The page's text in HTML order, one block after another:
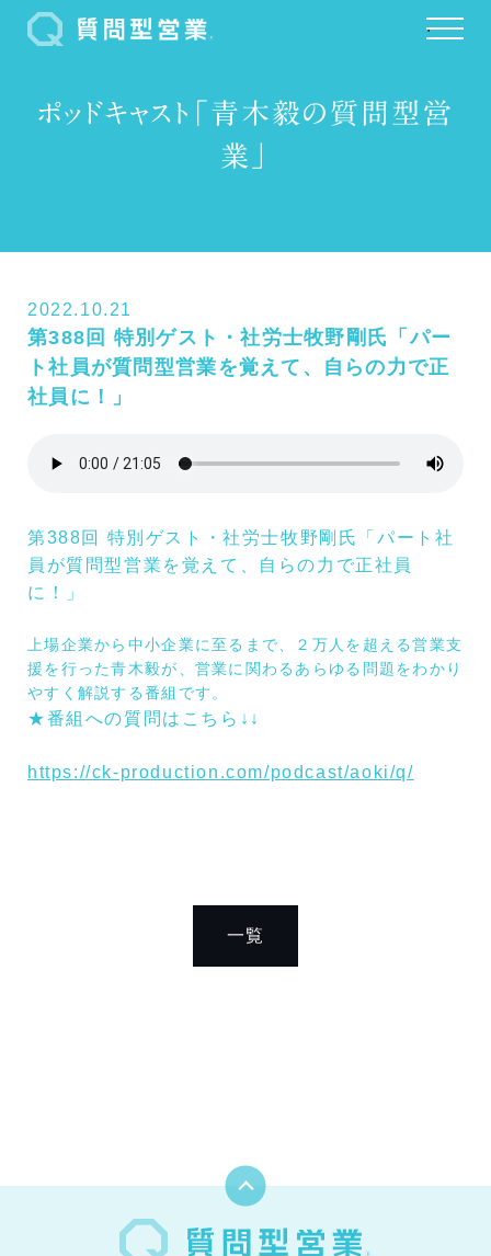
.
ポッドキャスト「青木毅の質問型営
業」
2022.10.21
第388回 特別ゲスト・社労士牧野剛氏「パー
ト社員が質問型営業を覚えて、自らの力で正
社員に！」
第388回 特別ゲスト・社労士牧野剛氏「パート社
員が質問型営業を覚えて、自らの力で正社員
に！」
上場企業から中小企業に至るまで、２万人を超える営業支
援を行った青木毅が、営業に関わるあらゆる問題をわかり
やすく解説する番組です。
★番組への質問はこちら ↓↓
https://ck-production.com/podcast/aoki/q/
一覧